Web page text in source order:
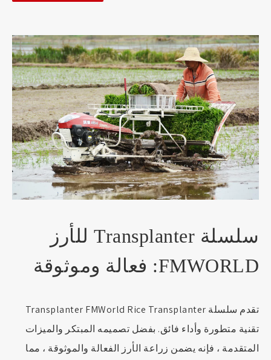
سلسلة Transplanter للأرز
FMWORLD: فعالة وموثوقة
تقدم سلسلة Transplanter FMWorld Rice Transplanter
تقنية متطورة وأداء فائق. بفضل تصميمه المبتكر والميزات
المتقدمة ، فإنه يضمن زراعة الأرز الفعالة والموثوقة ، مما